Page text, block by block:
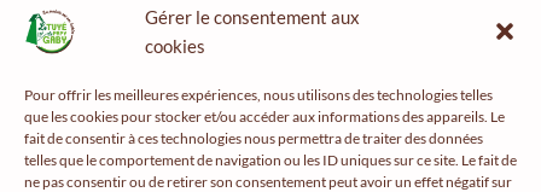
Gérer le consentement aux
cookies
Pour offrir les meilleures expériences, nous utilisons des technologies telles
que les cookies pour stocker et/ou accéder aux informations des appareils. Le
fait de consentir à ces technologies nous permettra de traiter des données
telles que le comportement de navigation ou les ID uniques sur ce site. Le fait de
ne pas consentir ou de retirer son consentement peut avoir un effet négatif sur
Langue de boeuf à cuire (1100 gr)
AJOUTER AU PANIER